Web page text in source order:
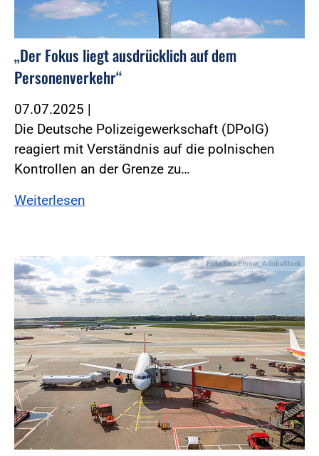
„Der Fokus liegt ausdrücklich auf dem
Personenverkehr“
07.07.2025 |
Die Deutsche Polizeigewerkschaft (DPolG)
reagiert mit Verständnis auf die polnischen
Kontrollen an der Grenze zu…
Weiterlesen
Foto:Sina Ettmer_AdobeStock